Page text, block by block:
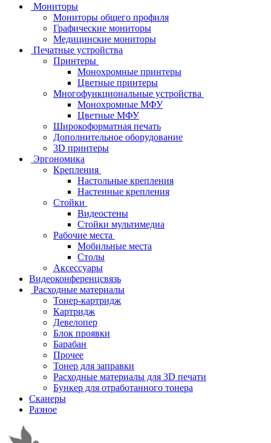
Мониторы
Мониторы общего профиля
Графические мониторы
Медицинские мониторы
Печатные устройства
Принтеры
Моноxромныe принтеры
Цвeтныe принтеры
Многофункциональные устройства
Монохромные МФУ
Цветные МФУ
Широкоформатная печать
Дополнительное оборудование
3D принтеры
Эргономика
Крепления
Настольные крепления
Настенные крепления
Стойки
Видеостены
Стойки мультимедиа
Рабочие места
Мобильные места
Столы
Аксессуары
Видеоконференцсвязь
Расходные материалы
Тонер-картридж
Картридж
Девелопер
Блок проявки
Барабан
Прочее
Тонер для заправки
Расходные материалы для 3D печати
Бункер для отработанного тонера
Сканеры
Разное